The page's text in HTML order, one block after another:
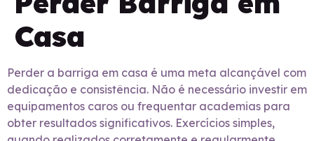
Casa
Perder a barriga em casa é uma meta alcançável com
dedicação e consistência. Não é necessário investir em
equipamentos caros ou frequentar academias para
obter resultados significativos. Exercícios simples,